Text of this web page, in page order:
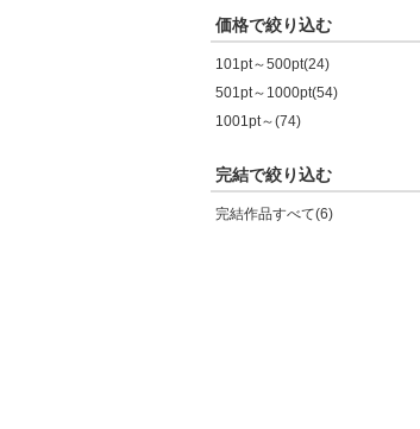
価格で絞り込む
101pt～500pt(24)
501pt～1000pt(54)
1001pt～(74)
完結で絞り込む
完結作品すべて(6)